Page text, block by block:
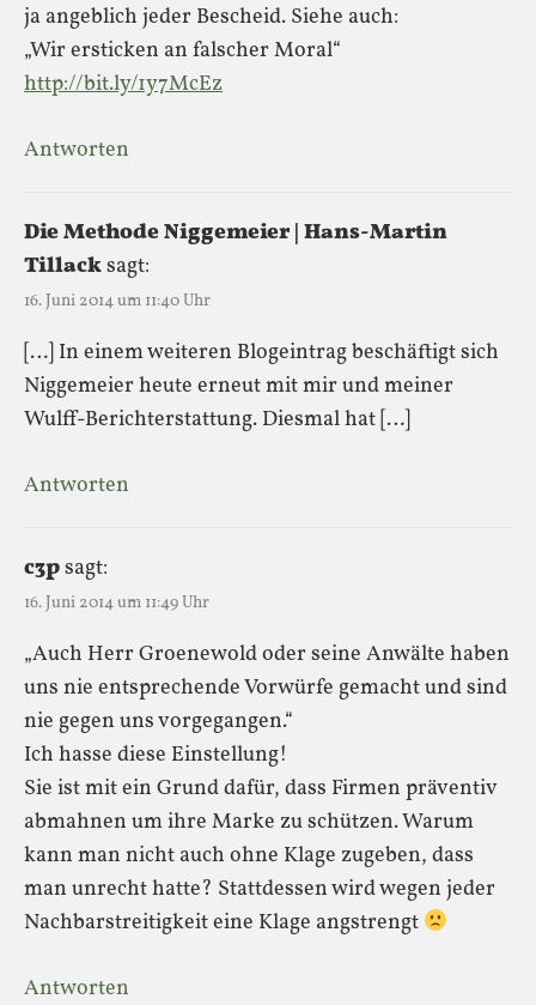
ja angeblich jeder Bescheid. Siehe auch:
„Wir ersticken an falscher Moral“
http://bit.ly/1y7McEz
Antworten
Die Methode Niggemeier | Hans-Martin
Tillacksagt:
16. Juni 2014 um 11:40 Uhr
[…] In einem weiteren Blogeintrag beschäftigt sich
Niggemeier heute erneut mit mir und meiner
Wulff-Berichterstattung. Diesmal hat […]
Antworten
c3psagt:
16. Juni 2014 um 11:49 Uhr
„Auch Herr Groenewold oder seine Anwälte haben
uns nie entsprechende Vorwürfe gemacht und sind
nie gegen uns vorgegangen.“
Ich hasse diese Einstellung!
Sie ist mit ein Grund dafür, dass Firmen präventiv
abmahnen um ihre Marke zu schützen. Warum
kann man nicht auch ohne Klage zugeben, dass
man unrecht hatte? Stattdessen wird wegen jeder
Nachbarstreitigkeit eine Klage angstrengt
Antworten